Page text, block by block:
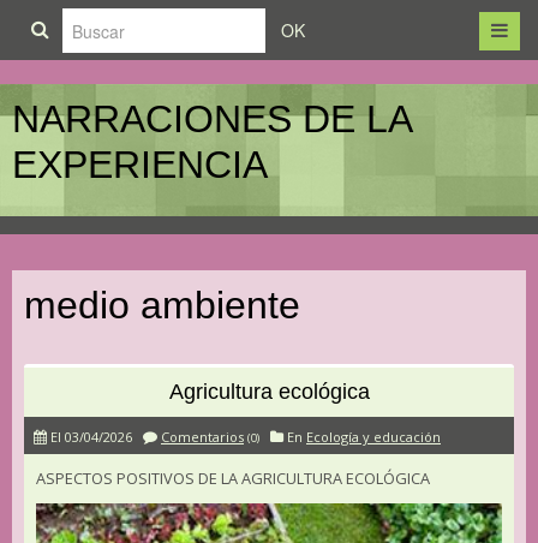
OK
NARRACIONES DE LA
EXPERIENCIA
medio ambiente
Agricultura ecológica
El 03/04/2026 Comentarios (0) En Ecología y educación
ASPECTOS POSITIVOS DE LA AGRICULTURA ECOLÓGICA